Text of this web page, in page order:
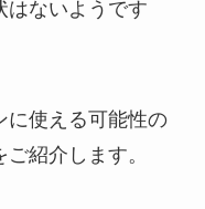
はないようです
に使える可能性の
紹介します。